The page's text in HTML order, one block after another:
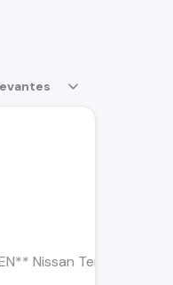
Nissan Terrano